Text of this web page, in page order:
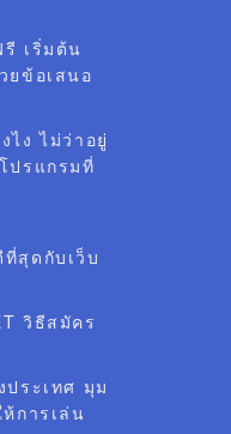
เริ่มต้น
ยข้อเสนอ
ไง ไม่ว่าอยู่
ปรแกรมที่
สุดกับเว็บ
วิธีสมัคร
ประเทศ มุม
การเล่น